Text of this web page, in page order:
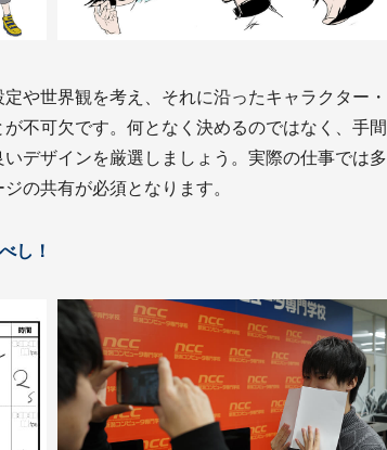
や世界観を考え、それに沿ったキャラクター・
不可欠です。何となく決めるのではなく、手間
デザインを厳選しましょう。実際の仕事では多
の共有が必須となります。
し！